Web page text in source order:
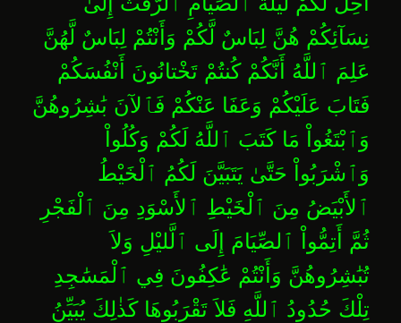
نِسَآئِكُمْ هُنَّ لِبَاسٌ لَّكُمْ وَأَنْتُمْ لِبَاسٌ لَّهُنَّ
عَلِمَ ٱللَّهُ أَنَّكُمْ كُنتُمْ تَخْتانُونَ أَنْفُسَكُمْ
فَتَابَ عَلَيْكُمْ وَعَفَا عَنْكُمْ فَٱلآنَ بَٰشِرُوهُنَّ
وَٱبْتَغُواْ مَا كَتَبَ ٱللَّهُ لَكُمْ وَكُلُواْ
وَٱشْرَبُواْ حَتَّىٰ يَتَبَيَّنَ لَكُمُ ٱلْخَيْطُ
ٱلأَبْيَضُ مِنَ ٱلْخَيْطِ ٱلأَسْوَدِ مِنَ ٱلْفَجْرِ
ثُمَّ أَتِمُّواْ ٱلصِّيَامَ إِلَى ٱلَّليْلِ وَلاَ
تُبَٰشِرُوهُنَّ وَأَنْتُمْ عَٰكِفُونَ فِي ٱلْمَسَٰجِدِ
تِلْكَ حُدُودُ ٱللَّهِ فَلاَ تَقْرَبُوهَا كَذٰلِكَ يُبَيِّنُ